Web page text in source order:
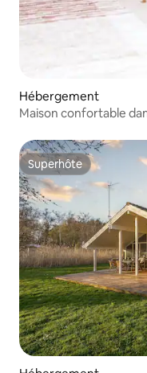
Hébergement
Maison confortable
Superhôte
Superhôte